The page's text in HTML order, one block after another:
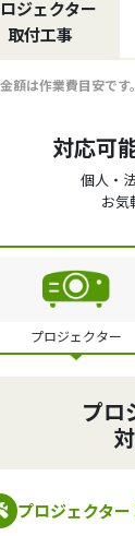
ジェクター
取付工事
額は作業費目安です。
対応可
個人・
お気
プロジェクター
プロ
プロジェクタ